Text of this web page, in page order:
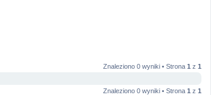
Znaleziono 0 wyniki • Strona 1 z 1
Znaleziono 0 wyniki • Strona 1 z 1